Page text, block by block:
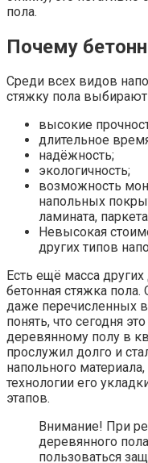
пола.
Почему
Среди всех видов
стяжку пола выбирают
высокие
длительное
надёжность;
экологичность;
возможность
напольных
ламината,
Невысокая
других типов
Есть ещё масса
бетонная стяжка
даже перечисленных
понять, что сегодня
деревянному полу в
прослужил долго и
напольного
технологии его
этапов.
Внимание! При
деревянного
пользоваться